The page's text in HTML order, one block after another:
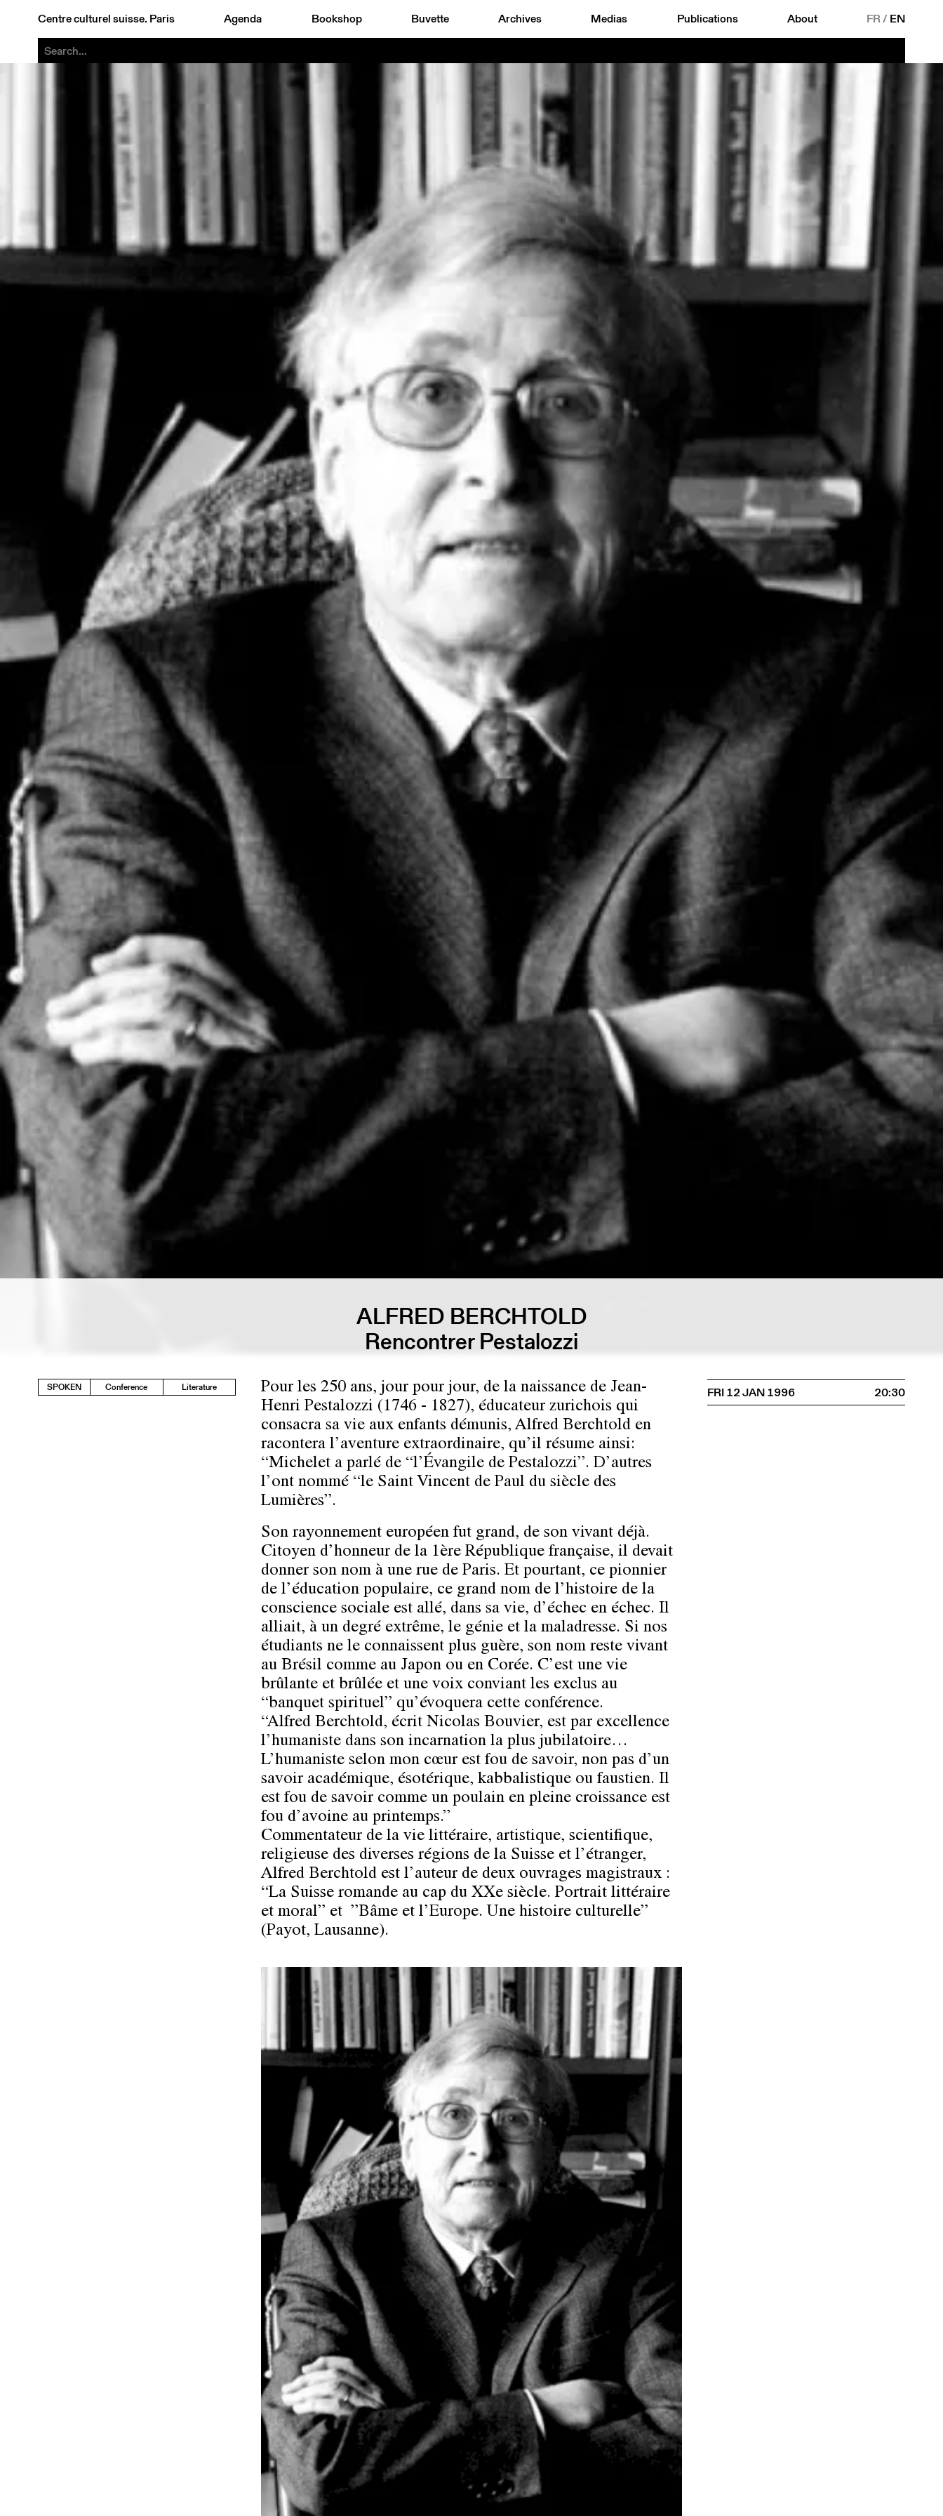
Centre culturel suisse. Paris Agenda Bookshop Buvette Archives Medias Publications About FR/ EN
ALFRED BERCHTOLD
Rencontrer Pestalozzi
SPOKEN Conference Literature
Pour les 250 ans, jour pour jour, de la naissance de Jean-
Henri Pestalozzi (1746 - 1827), éducateur zurichois qui
consacra sa vie aux enfants démunis, Alfred Berchtold en
racontera l’aventure extraordinaire, qu’il résume ainsi:
“Michelet a parlé de “l’Évangile de Pestalozzi”. D’autres
l’ont nommé “le Saint Vincent de Paul du siècle des
Lumières”.
Son rayonnement européen fut grand, de son vivant déjà.
Citoyen d’honneur de la 1ère République française, il devait
donner son nom à une rue de Paris. Et pourtant, ce pionnier
de l’éducation populaire, ce grand nom de l’histoire de la
conscience sociale est allé, dans sa vie, d’échec en échec. Il
alliait, à un degré extrême, le génie et la maladresse. Si nos
étudiants ne le connaissent plus guère, son nom reste vivant
au Brésil comme au Japon ou en Corée. C’est une vie
brûlante et brûlée et une voix conviant les exclus au
“banquet spirituel” qu’évoquera cette conférence.
“Alfred Berchtold, écrit Nicolas Bouvier, est par excellence
l’humaniste dans son incarnation la plus jubilatoire…
L’humaniste selon mon cœur est fou de savoir, non pas d’un
savoir académique, ésotérique, kabbalistique ou faustien. Il
est fou de savoir comme un poulain en pleine croissance est
fou d’avoine au printemps.”
Commentateur de la vie littéraire, artistique, scientifique,
religieuse des diverses régions de la Suisse et l’étranger,
Alfred Berchtold est l’auteur de deux ouvrages magistraux :
“La Suisse romande au cap du XXe siècle. Portrait littéraire
et moral” et ”Bâme et l’Europe. Une histoire culturelle”
(Payot, Lausanne).
FRI 12 JAN 1996 20:30